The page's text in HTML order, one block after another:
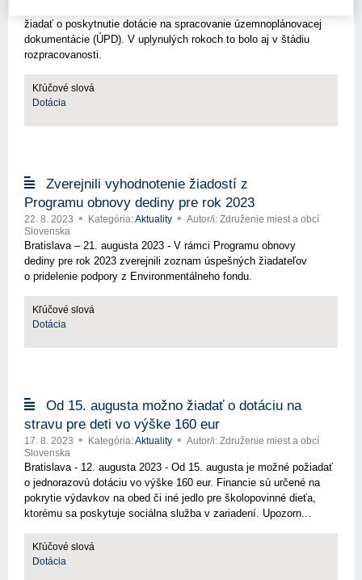
žiadať o poskytnutie dotácie na spracovanie územnoplánovacej
dokumentácie (ÚPD). V uplynulých rokoch to bolo aj v štádiu
rozpracovanosti.
Kľúčové slová
Dotácia
Zverejnili vyhodnotenie žiadostí z
Programu obnovy dediny pre rok 2023
22. 8. 2023 Kategória:Aktuality
Autor/i: Združenie miest a obcí
Slovenska
Bratislava – 21. augusta 2023 - V rámci Programu obnovy
dediny pre rok 2023 zverejnili zoznam úspešných žiadateľov
o pridelenie podpory z Environmentálneho fondu.
Kľúčové slová
Dotácia
Od 15. augusta možno žiadať o dotáciu na
stravu pre deti vo výške 160 eur
17. 8. 2023 Kategória:Aktuality
Autor/i: Združenie miest a obcí
Slovenska
Bratislava - 12. augusta 2023 - Od 15. augusta je možné požiadať
o jednorazovú dotáciu vo výške 160 eur. Financie sú určené na
pokrytie výdavkov na obed či iné jedlo pre školopovinné dieťa,
ktorému sa poskytuje sociálna služba v zariadení. Upozorn...
Kľúčové slová
Dotácia